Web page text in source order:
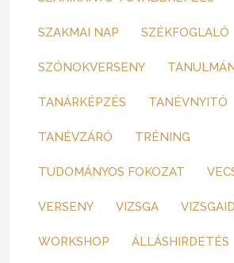
SZAKMAI NAP SZÉKFOGLALÓ
SZÓNOKVERSENY
TANÁRKÉPZÉS TANÉVNYITÓ
TANÉVZÁRÓ TRÉNING
TUDOMÁNYOS FOKOZAT
VERSENY VIZSGA
WORKSHOP ÁLLÁSHIRDETÉS